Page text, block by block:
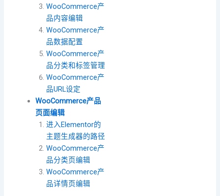
WooCommerce产
品内容编辑
WooCommerce产
品数据配置
WooCommerce产
品分类和标签管理
WooCommerce产
品URL设定
WooCommerce产品
页面编辑
进入Elementor的
主题生成器的路径
WooCommerce产
品分类页编辑
WooCommerce产
品详情页编辑